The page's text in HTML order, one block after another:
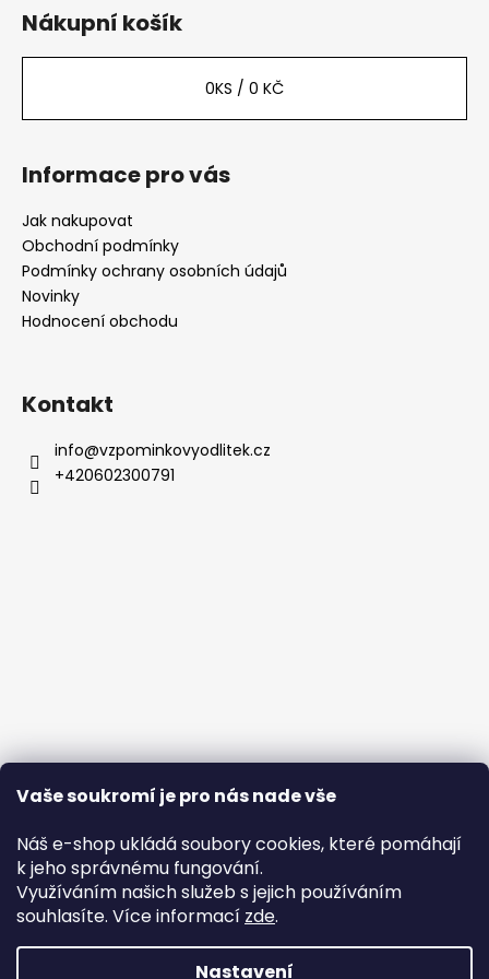
Vaše soukromí je pro nás nade vše
Náš e-shop ukládá soubory cookies, které pomáhají
k jeho správnému fungování.
Využíváním našich služeb s jejich používáním
souhlasíte. Více informací zde.
Nastavení
Nákupní košík
0KS / 0 KČ
Informace pro vás
Jak nakupovat
Obchodní podmínky
Podmínky ochrany osobních údajů
Novinky
Hodnocení obchodu
Kontakt
info@vzpominkovyodlitek.cz
+420602300791